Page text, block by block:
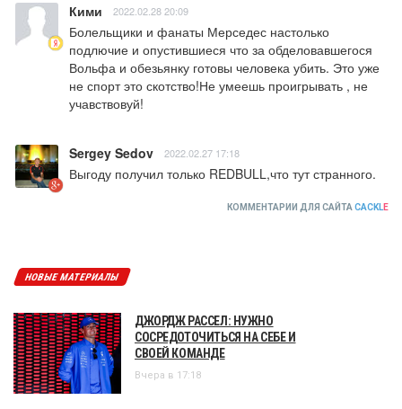
Кими 2022.02.28 20:09
Болельщики и фанаты Мерседес настолько
подлючие и опустившиеся что за обделовавшегося
Вольфа и обезьянку готовы человека убить. Это уже
не спорт это скотство!Не умеешь проигрывать , не
учавствовуй!
Sergey Sedov 2022.02.27 17:18
Выгоду получил только REDBULL,что тут странного.
КОММЕНТАРИИ ДЛЯ САЙТА CACKLE
НОВЫЕ МАТЕРИАЛЫ
ДЖОРДЖ РАССЕЛ: НУЖНО
СОСРЕДОТОЧИТЬСЯ НА СЕБЕ И
СВОЕЙ КОМАНДЕ
Вчера в 17:18